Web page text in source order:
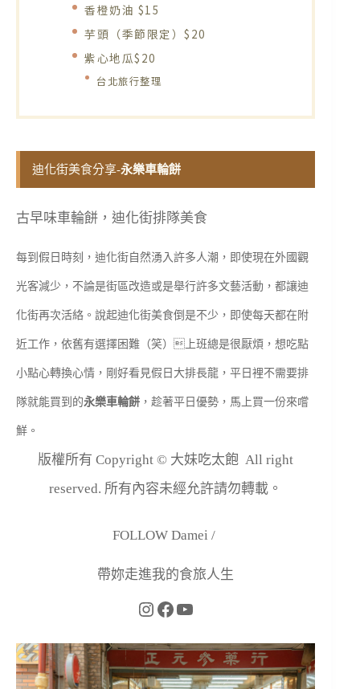
香橙奶油 $15
芋頭（季節限定）$20
紫心地瓜$20
台北旅行整理
迪化街美食分享-永樂車輪餅
古早味車輪餅，迪化街排隊美食
每到假日時刻，迪化街自然湧入許多人潮，即使現在外國觀
光客減少，不論是街區改造或是舉行許多文藝活動，都讓迪
化街再次活絡。說起迪化街美食倒是不少，即使每天都在附
近工作，依舊有選擇困難（笑）上班總是很厭煩，想吃點
小點心轉換心情，剛好看見假日大排長龍，平日裡不需要排
隊就能買到的永樂車輪餅 ，趁著平日優勢，馬上買一份來嚐
鮮。
版權所有 Copyright © 大妹吃太飽 All right
reserved. 所有內容未經允許請勿轉載。
FOLLOW Damei /
帶妳走進我的食旅人生